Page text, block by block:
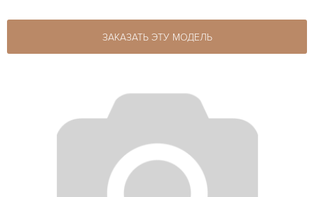
27-44
ЗАКАЗАТЬ ЭТУ МОДЕЛЬ